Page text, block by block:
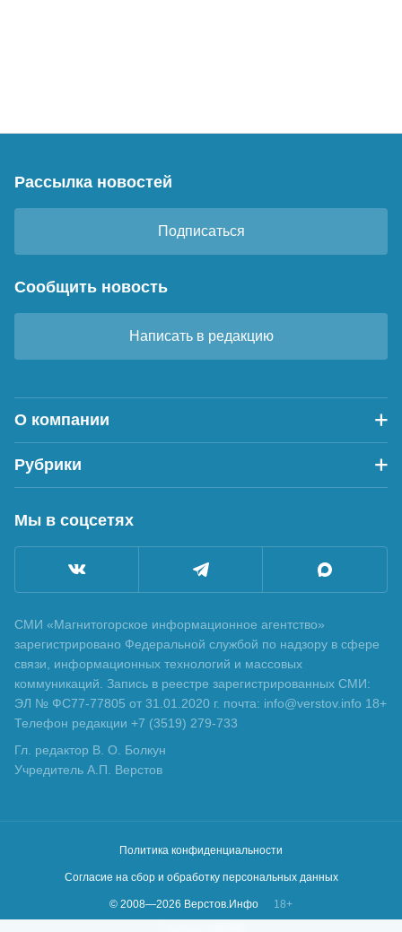
Рассылка новостей
Подписаться
Сообщить новость
Написать в редакцию
О компании
Рубрики
Мы в соцсетях
СМИ «Магнитогорское информационное агентство»
зарегистрировано Федеральной службой по надзору в сфере
связи, информационных технологий и массовых
коммуникаций. Запись в реестре зарегистрированных СМИ:
ЭЛ № ФС77-77805 от 31.01.2020 г. почта: info@verstov.info 18+
Телефон редакции +7 (3519) 279-733
Гл. редактор В. О. Болкун
Учредитель А.П. Верстов
Политика конфиденциальности
Согласие на сбор и обработку персональных данных
© 2008—2026 Верстов.Инфо
18+